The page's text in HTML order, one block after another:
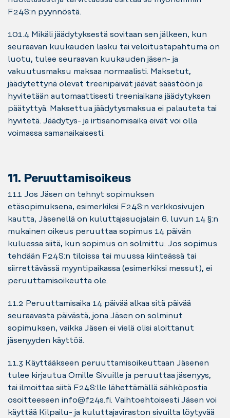
F24S:n pyynnöstä.
10.1.4 Mikäli jäädytyksestä sovitaan sen jälkeen, kun
seuraavan kuukauden lasku tai veloitustapahtuma on
luotu, tulee seuraavan kuukauden jäsen- ja
vakuutusmaksu maksaa normaalisti. Maksetut,
jäädytettynä olevat treenipäivät jäävät säästöön ja
hyvitetään automaattisesti treeniaikana jäädytyksen
päätyttyä. Maksettua jäädytysmaksua ei palauteta tai
hyvitetä. Jäädytys- ja irtisanomisaika eivät voi olla
voimassa samanaikaisesti.
11. Peruuttamisoikeus
11.1 Jos Jäsen on tehnyt sopimuksen
etäsopimuksena, esimerkiksi F24S:n verkkosivujen
kautta, Jäsenellä on kuluttajasuojalain 6. luvun 14 §:n
mukainen oikeus peruuttaa sopimus 14 päivän
kuluessa siitä, kun sopimus on solmittu. Jos sopimus
tehdään F24S:n tiloissa tai muussa kiinteässä tai
siirrettävässä myyntipaikassa (esimerkiksi messut), ei
peruuttamisoikeutta ole.
11.2 Peruuttamisaika 14 päivää alkaa sitä päivää
seuraavasta päivästä, jona Jäsen on solminut
sopimuksen, vaikka Jäsen ei vielä olisi aloittanut
jäsenyyden käyttöä.
11.3 Käyttääkseen peruuttamisoikeuttaan Jäsenen
tulee kirjautua Omille Sivuille ja peruuttaa jäsenyys,
tai ilmoittaa siitä F24S:lle lähettämällä sähköpostia
osoitteeseen info@f24s.fi. Vaihtoehtoisesti Jäsen voi
käyttää Kilpailu- ja kuluttajaviraston sivuilta löytyvää